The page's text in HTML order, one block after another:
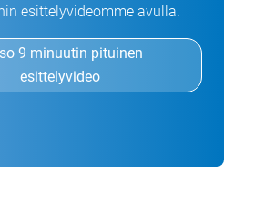
esittelyvideomme avulla.
9 minuutin pituinen
esittelyvideo